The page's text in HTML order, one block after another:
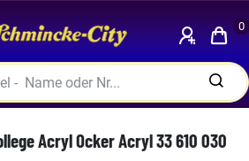
0
Acryl Ocker Acryl 33 610 030